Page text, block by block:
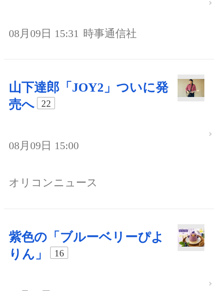
08月09日 15:31 時事通信社
山下達郎「JOY2」ついに発
売へ
22
08月09日 15:00
オリコンニュース
紫色の「ブルーベリーぴよ
りん」
16